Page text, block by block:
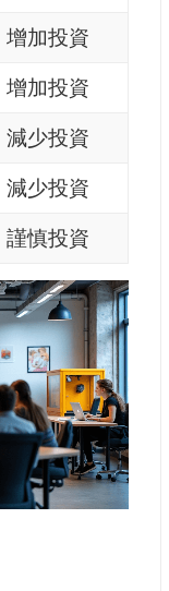
增加投資
增加投資
減少投資
減少投資
謹慎投資